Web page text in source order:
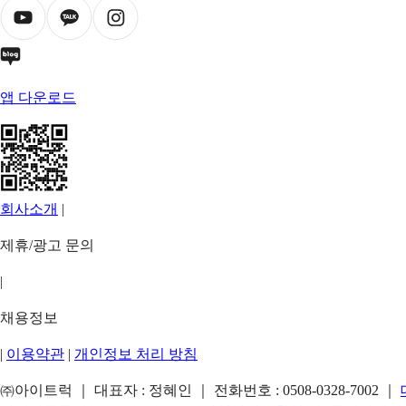
앱 다운로드
회사소개 |
제휴/광고 문의
|
채용정보
| 이용약관 | 개인정보 처리 방침
㈜아이트럭 ｜ 대표자 : 정혜인 ｜ 전화번호 : 0508-0328-7002